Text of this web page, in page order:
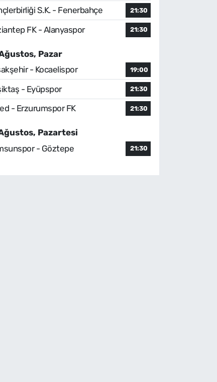
S.K. - Fenerbahçe 21:30
FK - Alanyaspor 21:30
Pazar
- Kocaelispor
19:00
- Eyüpspor 21:30
- Erzurumspor FK 21:30
Pazartesi
- Göztepe
21:30